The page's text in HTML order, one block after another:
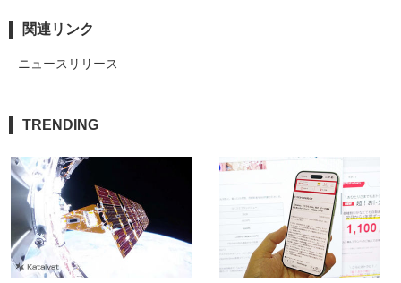
関連リンク
ニュースリリース
TRENDING